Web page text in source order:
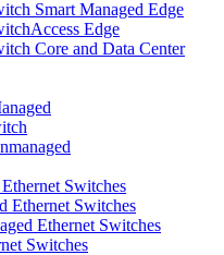
Smart Managed Edge
Edge
Core and Data Center
Switches
Ethernet Switches
Ethernet Switches
Switches